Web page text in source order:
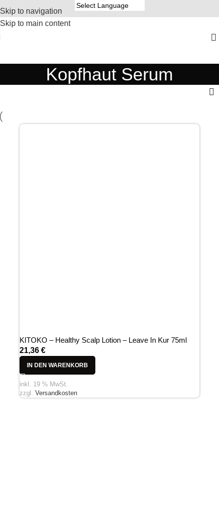
Skip to navigation
Skip to main content
Kopfhaut Serum
KITOKO – Healthy Scalp Lotion – Leave In Kur 75ml
21,36 €
IN DEN WARENKORB
inkl. 19 % MwSt.
zzgl. Versandkosten